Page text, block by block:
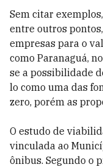
Sem citar
entre outros
empresas para o
como Paranaguá,
se a possibilidade
lo como uma das
zero, porém as
O estudo de
vinculada ao
ônibus. Segundo o